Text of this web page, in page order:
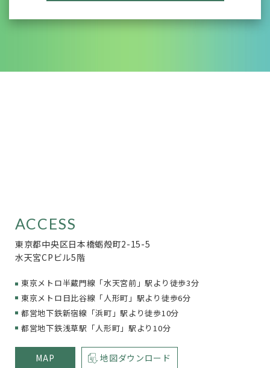
ACCESS
東京都中央区日本橋蛎殻町2-15-5
水天宮CPビル5階
東京メトロ半蔵門線「水天宮前」駅より徒歩3分
東京メトロ日比谷線「人形町」駅より徒歩6分
都営地下鉄新宿線「浜町」駅より徒歩10分
都営地下鉄浅草駅「人形町」駅より10分
MAP 地図ダウンロード